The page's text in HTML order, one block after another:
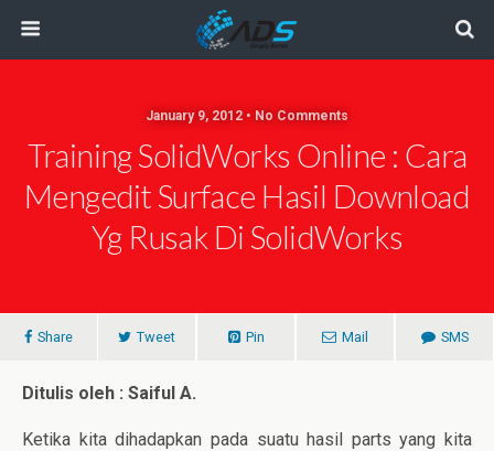
January 9, 2012 • No Comments
Training SolidWorks Online : Cara
Mengedit Surface Hasil Download
Yg Rusak Di SolidWorks
Share Tweet Pin Mail SMS
Ditulis oleh : Saiful A.
Ketika kita dihadapkan pada suatu hasil parts yang kita